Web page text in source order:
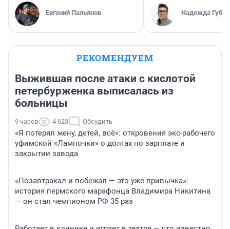
Евгений Пальянов Надежда
РЕКОМЕНДУЕМ
Выжившая после атаки с кислотой
петербурженка выписалась из
больницы
9 часов 4 623 Обсудить
«Я потерял жену, детей, всё»: откровения экс-рабочего
уфимской «Лампочки» о долгах по зарплате и
закрытии завода
«Позавтракал и побежал — это уже привычка»:
история пермского марафонца Владимира Никитина
— он стал чемпионом РФ 35 раз